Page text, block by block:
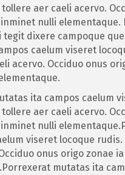
aer caeli acervo.
nulli elementaque.
tegit dixere campoque
caelum viseret
acervo. Occiduo onus
ita campos caelum
aer caeli acervo.
nulli
viseret locoque
onus origo zonae
mutatas ita